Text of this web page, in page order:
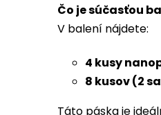
Čo je súčasťou
V balení nájdete:
4 kusy
8 kusov (2
Táto páska je